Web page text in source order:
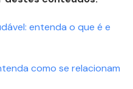
entenda o que é e
como se relacionam